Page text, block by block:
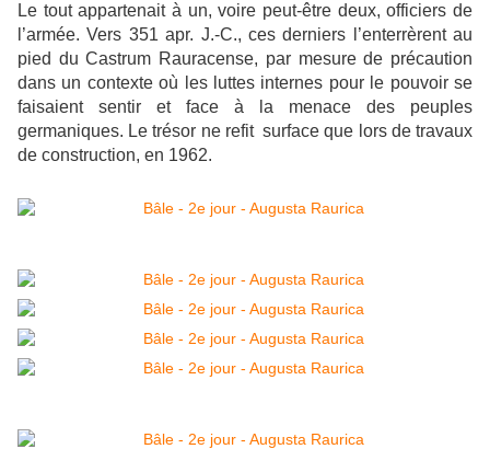
Le tout appartenait à un, voire peut-être deux, officiers de
l’armée. Vers 351 apr. J.-C., ces derniers l’enterrèrent au
pied du Castrum Rauracense, par mesure de précaution
dans un contexte où les luttes internes pour le pouvoir se
faisaient sentir et face à la menace des peuples
germaniques. Le trésor ne refit surface que lors de travaux
de construction, en 1962.